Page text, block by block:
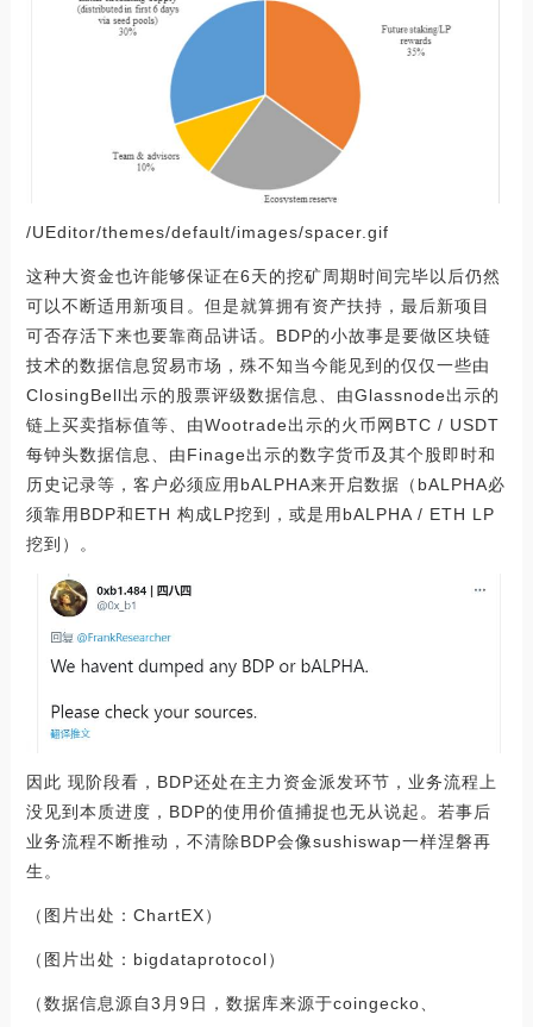
/UEditor/themes/default/images/spacer.gif
这种大资金也许能够保证在6天的挖矿周期时间完毕以后仍然
可以不断适用新项目。但是就算拥有资产扶持，最后新项目
可否存活下来也要靠商品讲话。BDP的小故事是要做区块链
技术的数据信息贸易市场，殊不知当今能见到的仅仅一些由
ClosingBell出示的股票评级数据信息、由Glassnode出示的
链上买卖指标值等、由Wootrade出示的火币网BTC / USDT
每钟头数据信息、由Finage出示的数字货币及其个股即时和
历史记录等，客户必须应用bALPHA来开启数据（bALPHA必
须靠用BDP和ETH 构成LP挖到，或是用bALPHA / ETH LP
挖到）。
因此 现阶段看，BDP还处在主力资金派发环节，业务流程上
没见到本质进度，BDP的使用价值捕捉也无从说起。若事后
业务流程不断推动，不清除BDP会像sushiswap一样涅磐再
生。
（图片出处：ChartEX）
（图片出处：bigdataprotocol）
（数据信息源自3月9日，数据库来源于coingecko、